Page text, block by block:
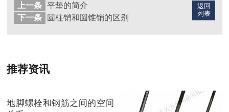
返回
列表
上一条
平垫的简介
下一条
圆柱销和圆锥销的区别
推荐资讯
地脚螺栓和钢筋之间的空间